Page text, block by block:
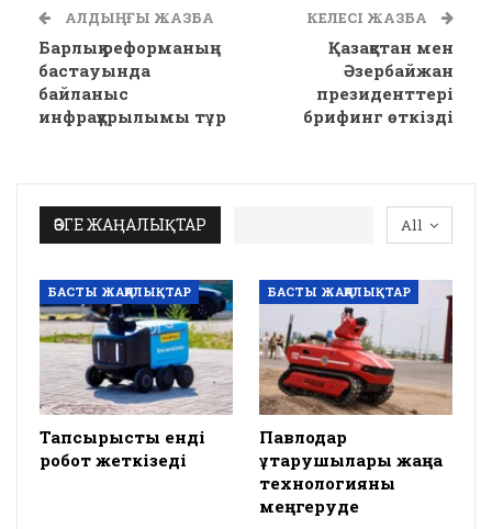
АЛДЫҢҒЫ ЖАЗБА
Барлық реформаның
бастауында
байланыс
инфрақұрылымы тұр
КЕЛЕСІ ЖАЗБА
Қазақстан мен
Әзербайжан
президенттері
брифинг өткізді
All
ӨЗГЕ ЖАҢАЛЫҚТАР
БАСТЫ ЖАҢАЛЫҚТАР
Тапсырысты енді
робот жеткізеді
БАСТЫ ЖАҢАЛЫҚТАР
Павлодар
құтқарушылары жаңа
технологияны
меңгеруде